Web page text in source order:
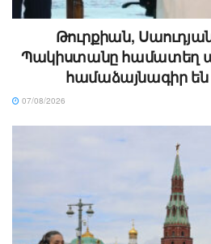
Թուրքիան,
Պակիստանը համատեղ
համաձայնագիր են
07/08/2026